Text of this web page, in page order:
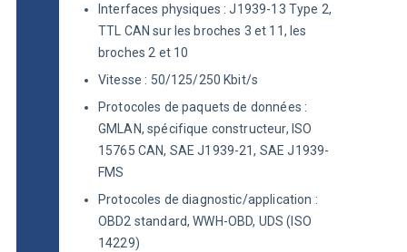
Interfaces physiques : J1939-13 Type 2,
TTL CAN sur les broches 3 et 11, les
broches 2 et 10
Vitesse : 50/125/250 Kbit/s
Protocoles de paquets de données :
GMLAN, spécifique constructeur, ISO
15765 CAN, SAE J1939-21, SAE J1939-
FMS
Protocoles de diagnostic/application :
OBD2 standard, WWH-OBD, UDS (ISO
14229)